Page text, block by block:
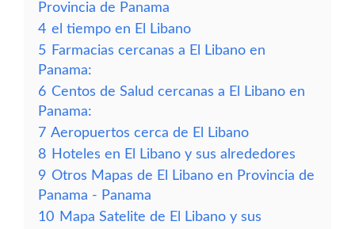
Provincia de Panama
4 el tiempo en El Libano
5 Farmacias cercanas a El Libano en
Panama:
6 Centos de Salud cercanas a El Libano en
Panama:
7 Aeropuertos cerca de El Libano
8 Hoteles en El Libano y sus alrededores
9 Otros Mapas de El Libano en Provincia de
Panama - Panama
10 Mapa Satelite de El Libano y sus